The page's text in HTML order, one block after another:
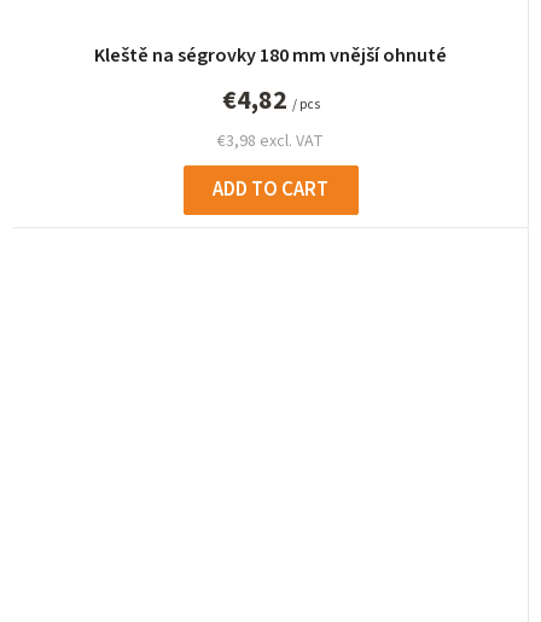
Kleště na ségrovky 180 mm vnější ohnuté
€3,98 excl. VAT
€4,82 / pcs
ADD TO CART